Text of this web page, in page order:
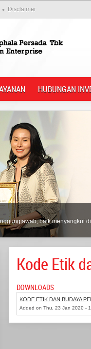
Disclaimer
HUBUNGAN
baik menyangkut
Kode Etik
DOWNLOADS
KODE ETIK DAN BUDAYA
Added on Thu, 23 Jan 2020 -